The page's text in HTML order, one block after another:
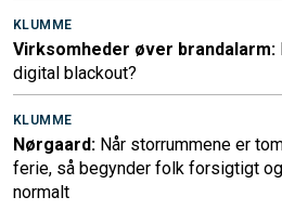
KLUMME
Virksomheder øver brandalarm:
digital blackout?
KLUMME
Nørgaard: Når storrummene er
ferie, så begynder folk forsigtigt
normalt